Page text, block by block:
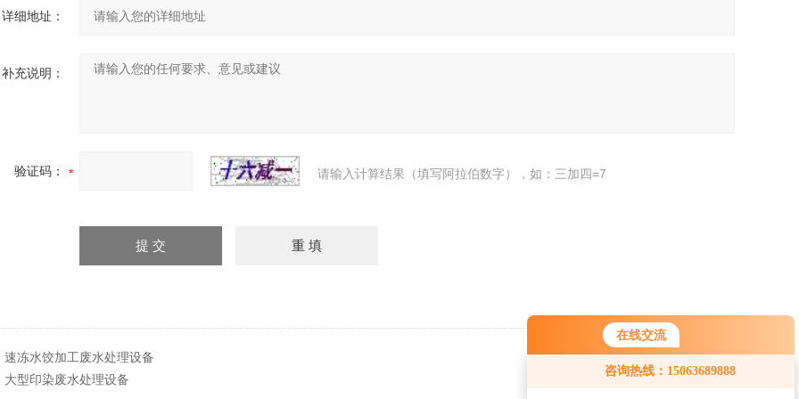
在线交流
咨询热线：15063689888
详细地址：
补充说明：
验证码： 请输入计算结果（填写阿拉伯数字），如：三加四=7
速冻水饺加工废水处理设备
大型印染废水处理设备
返回